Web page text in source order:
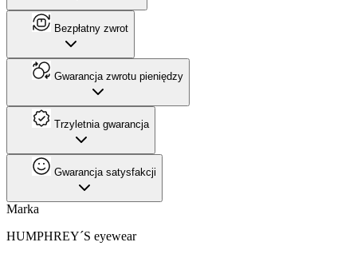
Bezpłatny zwrot
Gwarancja zwrotu pieniędzy
Trzyletnia gwarancja
Gwarancja satysfakcji
Marka
HUMPHREY´S eyewear